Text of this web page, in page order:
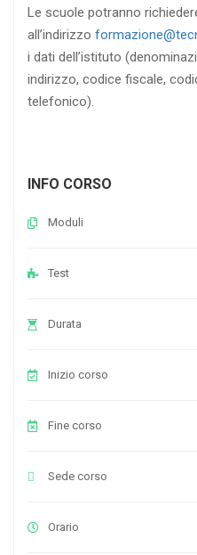
Le scuole potranno
all’indirizzo
i dati dell’istituto
indirizzo, codice fiscale,
telefonico).
INFO CORSO
Moduli
Test
Durata
Inizio corso
Fine corso
Sede corso
Orario